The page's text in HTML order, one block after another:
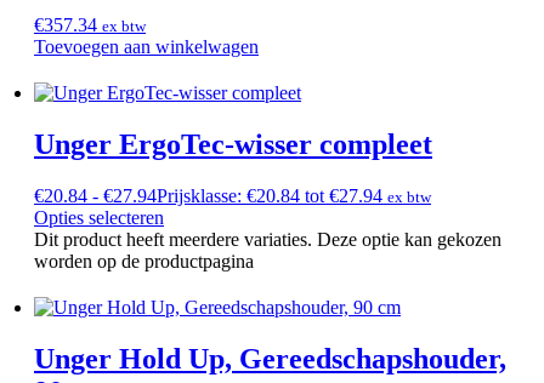
€357.34 ex btw
Toevoegen aan winkelwagen
Unger ErgoTec-wisser compleet
€20.84 - €27.94Prijsklasse: €20.84 tot €27.94 ex btw
Opties selecteren
Dit product heeft meerdere variaties. Deze optie kan gekozen
worden op de productpagina
Unger Hold Up, Gereedschapshouder,